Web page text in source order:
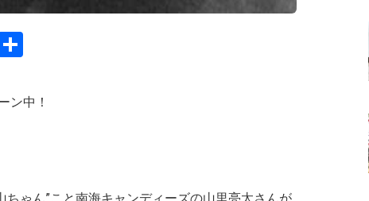
ar
ン中！